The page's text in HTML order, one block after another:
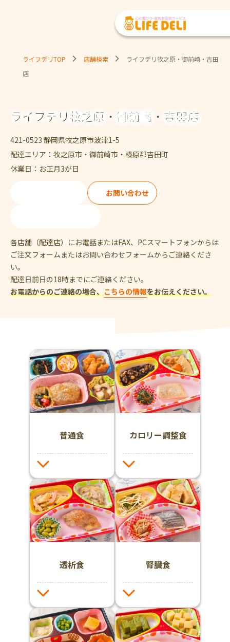
ライフデリTOP 店舗検索
ライフデリ牧之原・御前崎・吉田
店
ライフデリ牧之原・御前崎・吉田店
421-0523 静岡県牧之原市波津1-5
配達エリア：牧之原市・御前崎市・榛原郡吉田町
休業日：お正月3が日
お問い合わせ
各店舗（配達店）にお電話またはFAX、PCスマートフォンからは
ご注文フォームまたはお問い合わせフォームからご連絡くださ
い。
配達日前日の18時までにご連絡ください。
お電話からのご連絡の場合、 こちらの情報をお伝えください。
普通食 カロリー調整食
透析食 腎臓食